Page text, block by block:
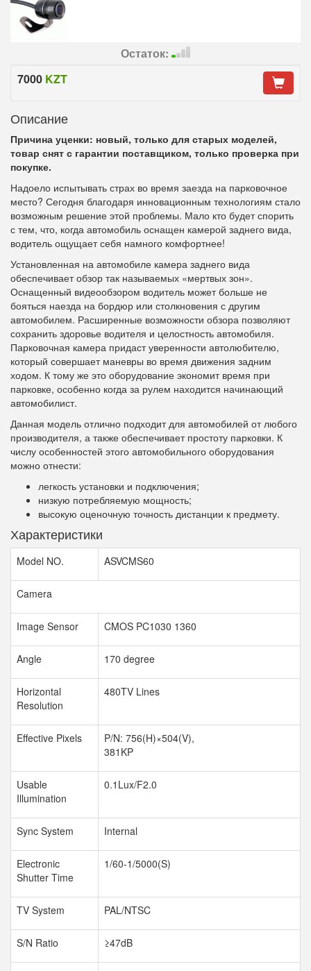
Остаток:
7000 KZT
Описание
Причина уценки: новый, только для старых моделей,
товар снят с гарантии поставщиком, только проверка при
покупке.
Надоело испытывать страх во время заезда на парковочное
место? Сегодня благодаря инновационным технологиям стало
возможным решение этой проблемы. Мало кто будет спорить
с тем, что, когда автомобиль оснащен камерой заднего вида,
водитель ощущает себя намного комфортнее!
Установленная на автомобиле камера заднего вида
обеспечивает обзор так называемых «мертвых зон».
Оснащенный видеообзором водитель может больше не
бояться наезда на бордюр или столкновения с другим
автомобилем. Расширенные возможности обзора позволяют
сохранить здоровье водителя и целостность автомобиля.
Парковочная камера придаст уверенности автолюбителю,
который совершает маневры во время движения задним
ходом. К тому же это оборудование экономит время при
парковке, особенно когда за рулем находится начинающий
автомобилист.
Данная модель отлично подходит для автомобилей от любого
производителя, а также обеспечивает простоту парковки. К
числу особенностей этого автомобильного оборудования
можно отнести:
легкость установки и подключения;
низкую потребляемую мощность;
высокую оценочную точность дистанции к предмету.
Характеристики
Model NO. ASVCMS60
Camera
Image Sensor CMOS PC1030 1360
Angle 170 degree
Horizontal
Resolution
480TV Lines
Effective Pixels
P/N: 756(H)×504(V),
381KP
Usable
Illumination
0.1Lux/F2.0
Sync System Internal
Electronic
Shutter Time
1/60-1/5000(S)
TV System PAL/NTSC
S/N Ratio ≥47dB